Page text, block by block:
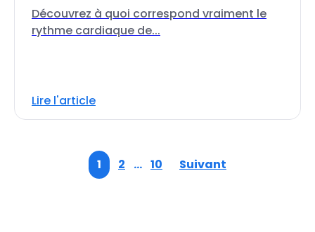
Découvrez à quoi correspond vraiment le
rythme cardiaque de...
Lire l'article
1 2 … 10 Suivant